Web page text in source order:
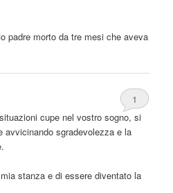
padre mortoda tre mesi che aveva
1
cupe nel vostro sogno, si
avvicinando sgradevolezza e la
stanza e diessere diventato la